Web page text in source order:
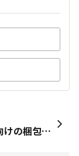
メルカリ向けの梱包用品がDAISOには各種置いてありますが、「ゆうパケットプラス」や「宅急便コンパクト」の専用ダンボール箱も取り扱いがあったら、買い物ついでに補充できてもっと快適なのになぁ〜と常々思っております。 現状は、発送時に利用する郵便局やヤマト営業所またはコンビニで買えはするので理屈上は不便は何もないのですが……やっぱ梱包〜発送ってそれなりに気合いが必要ですし、終わったら気楽に手ぶらで帰るだけにしたいなぁ〜って思っちゃうんですよね。笑 DAISOに行く時は最初から「買い物して持って帰るぞ！」って気分で立ち寄るので、手ぶらで帰りたい時よりはノッている時に専用ダンボール箱を買いたいという…ただのワガママです…ゴニョゴニョ… これって私だけでしょうか？皆さんはどうですか！笑